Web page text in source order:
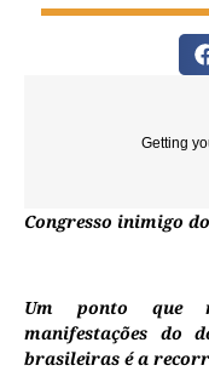
Getting
Congresso inimigo
Um ponto que
manifestações do
brasileiras é a